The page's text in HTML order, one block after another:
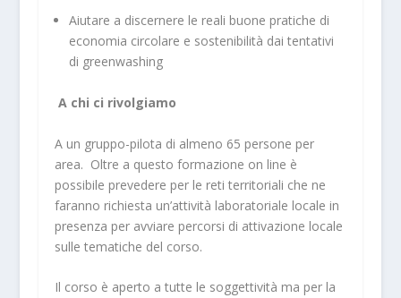
Aiutare a discernere le reali buone pratiche di
economia circolare e sostenibilità dai tentativi
di greenwashing
A chi ci rivolgiamo
A un gruppo-pilota di almeno 65 persone per
area. Oltre a questo formazione on line è
possibile prevedere per le reti territoriali che ne
faranno richiesta un’attività laboratoriale locale in
presenza per avviare percorsi di attivazione locale
sulle tematiche del corso.
Il corso è aperto a tutte le soggettività ma per la